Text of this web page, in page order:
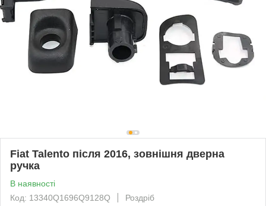
Fiat Talento після 2016, зовнішня дверна
ручка
В наявності
Код: 13340Q1696Q9128Q
Роздріб